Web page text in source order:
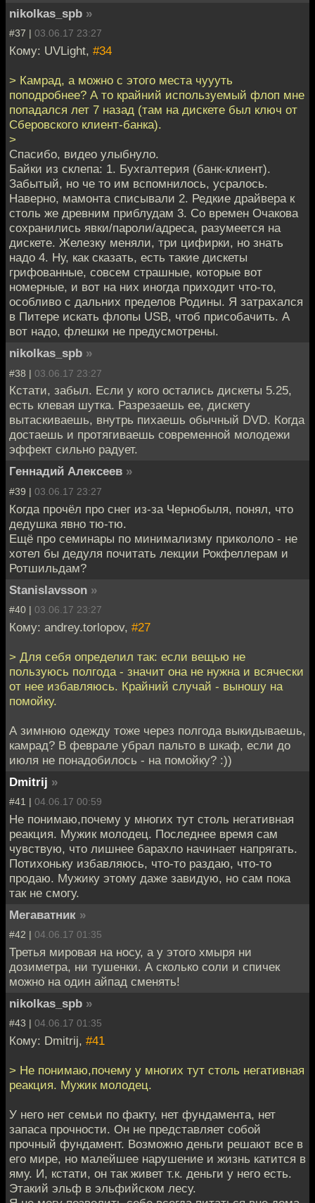
nikolkas_spb »
#37 | 03.06.17 23:27
Кому: UVLight, #34
> Камрад, а можно с этого места чуууть
поподробнее? А то крайний используемый флоп мне
попадался лет 7 назад (там на дискете был ключ от
Сберовского клиент-банка).
>
Спасибо, видео улыбнуло.
Байки из склепа: 1. Бухгалтерия (банк-клиент).
Забытый, но че то им вспомнилось, усралось.
Наверно, мамонта списывали 2. Редкие драйвера к
столь же древним приблудам 3. Со времен Очакова
сохранились явки/пароли/адреса, разумеется на
дискете. Железку меняли, три цифирки, но знать
надо 4. Ну, как сказать, есть такие дискеты
грифованные, совсем страшные, которые вот
номерные, и вот на них иногда приходит что-то,
особливо с дальних пределов Родины. Я затрахался
в Питере искать флопы USB, чтоб присобачить. А
вот надо, флешки не предусмотрены.
nikolkas_spb »
#38 | 03.06.17 23:27
Кстати, забыл. Если у кого остались дискеты 5.25,
есть клевая шутка. Разрезаешь ее, дискету
вытаскиваешь, внутрь пихаешь обычный DVD. Когда
достаешь и протягиваешь современной молодежи
эффект сильно радует.
Геннадий Алексеев »
#39 | 03.06.17 23:27
Когда прочёл про снег из-за Чернобыля, понял, что
дедушка явно тю-тю.
Ещё про семинары по минимализму прикололо - не
хотел бы дедуля почитать лекции Рокфеллерам и
Ротшильдам?
Stanislavsson »
#40 | 03.06.17 23:27
Кому: andrey.torlopov, #27
> Для себя определил так: если вещью не
пользуюсь полгода - значит она не нужна и всячески
от нее избавляюсь. Крайний случай - выношу на
помойку.
А зимнюю одежду тоже через полгода выкидываешь,
камрад? В феврале убрал пальто в шкаф, если до
июля не понадобилось - на помойку? :))
Dmitrij »
#41 | 04.06.17 00:59
Не понимаю,почему у многих тут столь негативная
реакция. Мужик молодец. Последнее время сам
чувствую, что лишнее барахло начинает напрягать.
Потихоньку избавляюсь, что-то раздаю, что-то
продаю. Мужику этому даже завидую, но сам пока
так не смогу.
Мегаватник »
#42 | 04.06.17 01:35
Третья мировая на носу, а у этого хмыря ни
дозиметра, ни тушенки. А сколько соли и спичек
можно на один айпад сменять!
nikolkas_spb »
#43 | 04.06.17 01:35
Кому: Dmitrij, #41
> Не понимаю,почему у многих тут столь негативная
реакция. Мужик молодец.
У него нет семьи по факту, нет фундамента, нет
запаса прочности. Он не представляет собой
прочный фундамент. Возможно деньги решают все в
его мире, но малейшее нарушение и жизнь катится в
яму. И, кстати, он так живет т.к. деньги у него есть.
Этакий эльф в эльфийском лесу.